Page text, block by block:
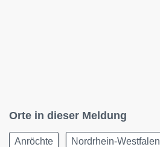
Orte in dieser Meldung
Anröchte Nordrhein-Westfalen